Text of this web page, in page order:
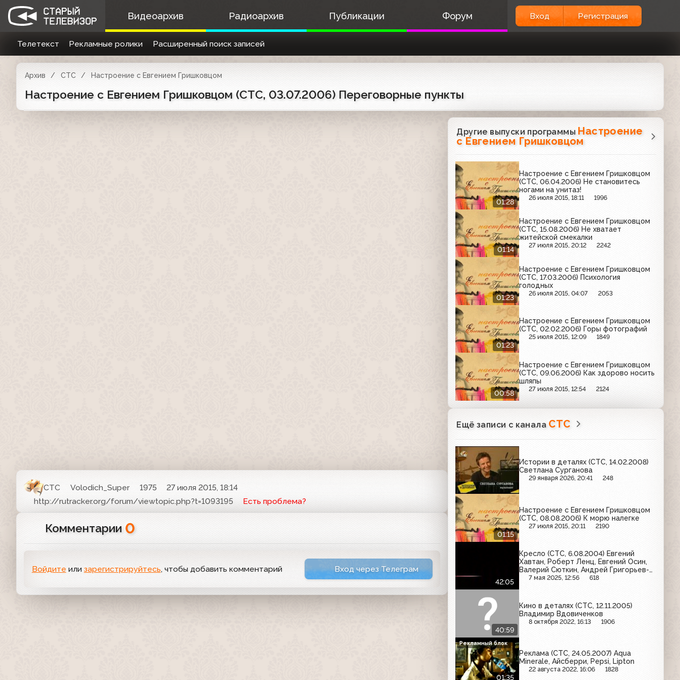
Видеоархив Радиоархив Публикации Форум Вход Регистрация
Телетекст Рекламные ролики Расширенный поиск записей
Архив СТС Настроение с Евгением Гришковцом
Настроение с Евгением Гришковцом (СТС, 03.07.2006) Переговорные пункты
СТС Volodich_Super 1975
27 июля 2015, 18:14
http://rutracker.org/forum/viewtopic.php?t=1093195
Есть проблема?
Комментарии 0
Войдите или зарегистрируйтесь, чтобы добавить комментарий Вход через Телеграм
Другие выпуски программы Настроение
с Евгением Гришковцом
01:28
Настроение с Евгением Гришковцом
(СТС, 06.04.2006) Не становитесь
ногами на унитаз!
26 июля 2015, 18:11 1996
01:14
Настроение с Евгением Гришковцом
(СТС, 15.08.2006) Не хватает
житейской смекалки
27 июля 2015, 20:12 2242
01:23
Настроение с Евгением Гришковцом
(СТС, 17.03.2006) Психология
голодных
26 июля 2015, 04:07 2053
01:23
Настроение с Евгением Гришковцом
(СТС, 02.02.2006) Горы фотографий
25 июля 2015, 12:09 1849
00:58
Настроение с Евгением Гришковцом
(СТС, 09.06.2006) Как здорово носить
шляпы
27 июля 2015, 12:54 2124
Ещё записи с канала СТС
Истории в деталях (СТС, 14.02.2008)
Светлана Сурганова
29 января 2026, 20:41 248
01:15
Настроение с Евгением Гришковцом
(СТС, 08.08.2006) К морю налегке
27 июля 2015, 20:11 2190
42:05
Кресло (СТС, 6.08.2004) Евгений
Хавтан, Роберт Ленц, Евгений Осин,
Валерий Сюткин, Андрей Григорьев-
Апполонов, Елена Шитикова
7 мая 2025, 12:56 618
40:59
Кино в деталях (СТС, 12.11.2005)
Владимир Вдовиченков
8 октября 2022, 16:13 1906
01:35
Реклама (СТС, 24.05.2007) Aqua
Minerale, Айсберри, Pepsi, Lipton
22 августа 2022, 16:06 1828
Рекламный блок